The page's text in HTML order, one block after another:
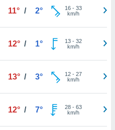
11° / 2° 16- 33
km/h
12° / 1° 13- 32
km/h
13° / 3° 12- 27
km/h
12° / 7° 28- 63
km/h